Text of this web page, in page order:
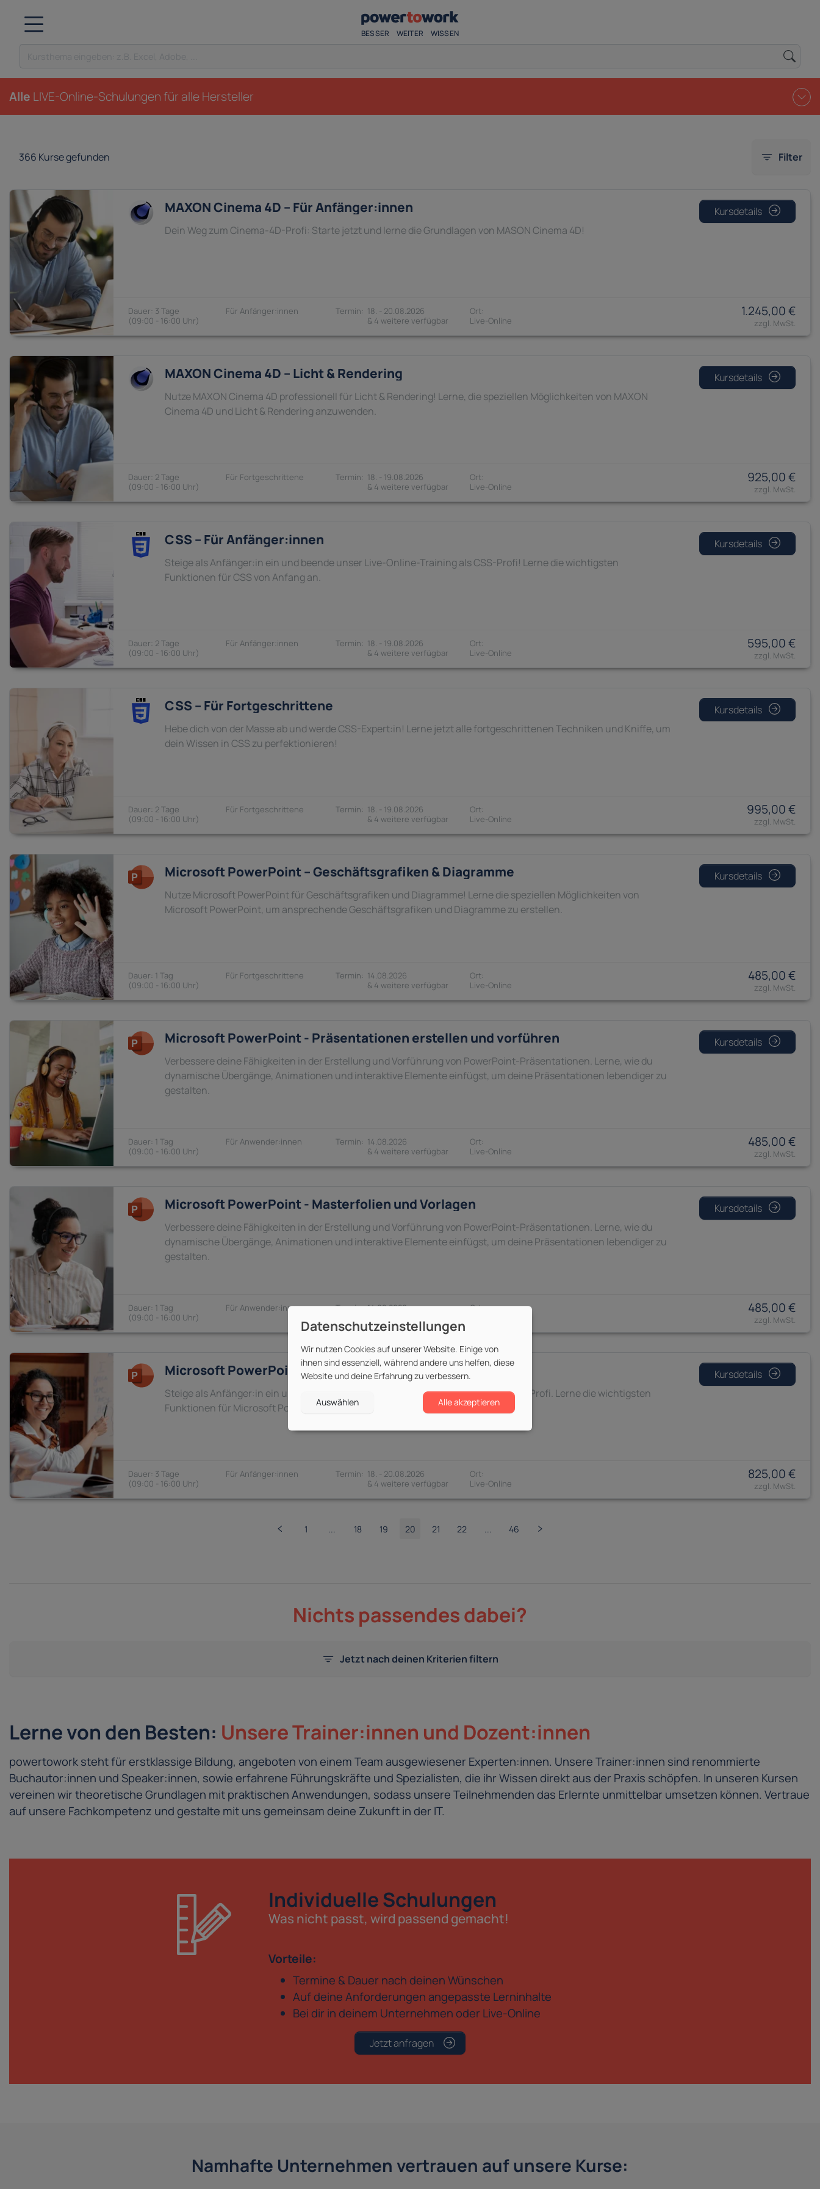
BESSER WEITER WISSEN
Alle LIVE-Online-Schulungenfür alle Hersteller
366 Kurse gefunden Filter
MAXON Cinema 4D – Für Anfänger:innen
Dein Weg zum Cinema-4D-Profi: Starte jetzt und lerne die Grundlagen von MASON Cinema 4D!
3 Tage
09:00 - 16:00
Anfänger:innen
Kursdetails
18. - 20.08.2026
& 4 weitere verfügbar
1.245,00 €
MAXON Cinema 4D – Licht & Rendering
Nutze MAXON Cinema 4D professionell für Licht & Rendering! Lerne, die speziellen Möglichkeiten von MAXON
Cinema 4D und Licht & Rendering anzuwenden.
2 Tage
09:00 - 16:00
Fortgeschrittene
Kursdetails
18. - 19.08.2026
& 4 weitere verfügbar
925,00 €
CSS – Für Anfänger:innen
Steige als Anfänger:in ein und beende unser Live-Online-Training als CSS-Profi! Lerne die wichtigsten
Funktionen für CSS von Anfang an.
2 Tage
09:00 - 16:00
Anfänger:innen
Kursdetails
18. - 19.08.2026
& 4 weitere verfügbar
595,00 €
CSS – Für Fortgeschrittene
Hebe dich von der Masse ab und werde CSS-Expert:in! Lerne jetzt alle fortgeschrittenen Techniken und Kniffe, um
dein Wissen in CSS zu perfektionieren!
2 Tage
09:00 - 16:00
Fortgeschrittene
Kursdetails
18. - 19.08.2026
& 4 weitere verfügbar
995,00 €
Microsoft PowerPoint – Geschäftsgrafiken & Diagramme
Nutze Microsoft PowerPoint für Geschäftsgrafiken und Diagramme! Lerne die speziellen Möglichkeiten von
Microsoft PowerPoint, um ansprechende Geschäftsgrafiken und Diagramme zu erstellen.
1 Tag
09:00 - 16:00
Fortgeschrittene
Kursdetails
14.08.2026
& 4 weitere verfügbar
485,00 €
Microsoft PowerPoint - Präsentationen erstellen und vorführen
Verbessere deine Fähigkeiten in der Erstellung und Vorführung von PowerPoint-Präsentationen. Lerne, wie du
dynamische Übergänge, Animationen und interaktive Elemente einfügst, um deine Präsentationen lebendiger zu
gestalten.
1 Tag
09:00 - 16:00
Anwender:innen
Kursdetails
14.08.2026
& 4 weitere verfügbar
485,00 €
Microsoft PowerPoint - Masterfolien und Vorlagen
Verbessere deine Fähigkeiten in der Erstellung und Vorführung von PowerPoint-Präsentationen. Lerne, wie du
dynamische Übergänge, Animationen und interaktive Elemente einfügst, um deine Präsentationen lebendiger zu
gestalten.
1 Tag
09:00 - 16:00
Anwender:innen
Kursdetails
14.08.2026
485,00 €
Microsoft PowerPoint – Für Anfänger:innen
Steige als Anfänger:in ein und beende unser Live-Online-Training als PowerPoint-Profi. Lerne die wichtigsten
Funktionen für Microsoft PowerPoint von Anfang an.
3 Tage
09:00 - 16:00
Anfänger:innen
Kursdetails
18. - 20.08.2026
& 4 weitere verfügbar
825,00 €
Nichts passendes dabei?
Jetzt nach deinen Kriterien filtern
Lerne von den Besten: Unsere Trainer:innen und Dozent:innen
powertowork steht für erstklassige Bildung, angeboten von einem Team ausgewiesener Experten:innen. Unsere Trainer:innen sind renommierte
Buchautor:innen und Speaker:innen, sowie erfahrene Führungskräfte und Spezialisten, die ihr Wissen direkt aus der Praxis schöpfen. In unseren Kursen
vereinen wir theoretische Grundlagen mit praktischen Anwendungen, sodass unsere Teilnehmenden das Erlernte unmittelbar umsetzen können. Vertraue
auf unsere Fachkompetenz und gestalte mit uns gemeinsam deine Zukunft in der IT.
Individuelle Schulungen
Was nicht passt, wird passend gemacht!
Vorteile:
Termine & Dauer nach deinen Wünschen
Auf deine Anforderungen angepasste Lerninhalte
Bei dir in deinem Unternehmen oder Live-Online
Jetzt anfragen
Namhafte Unternehmen vertrauen auf unsere Kurse:
Wir nutzen Cookies auf unserer Website. Einige von
ihnen sind essenziell, während andere uns helfen, diese
Website und deine Erfahrung zu verbessern.
Auswählen Alle akzeptieren